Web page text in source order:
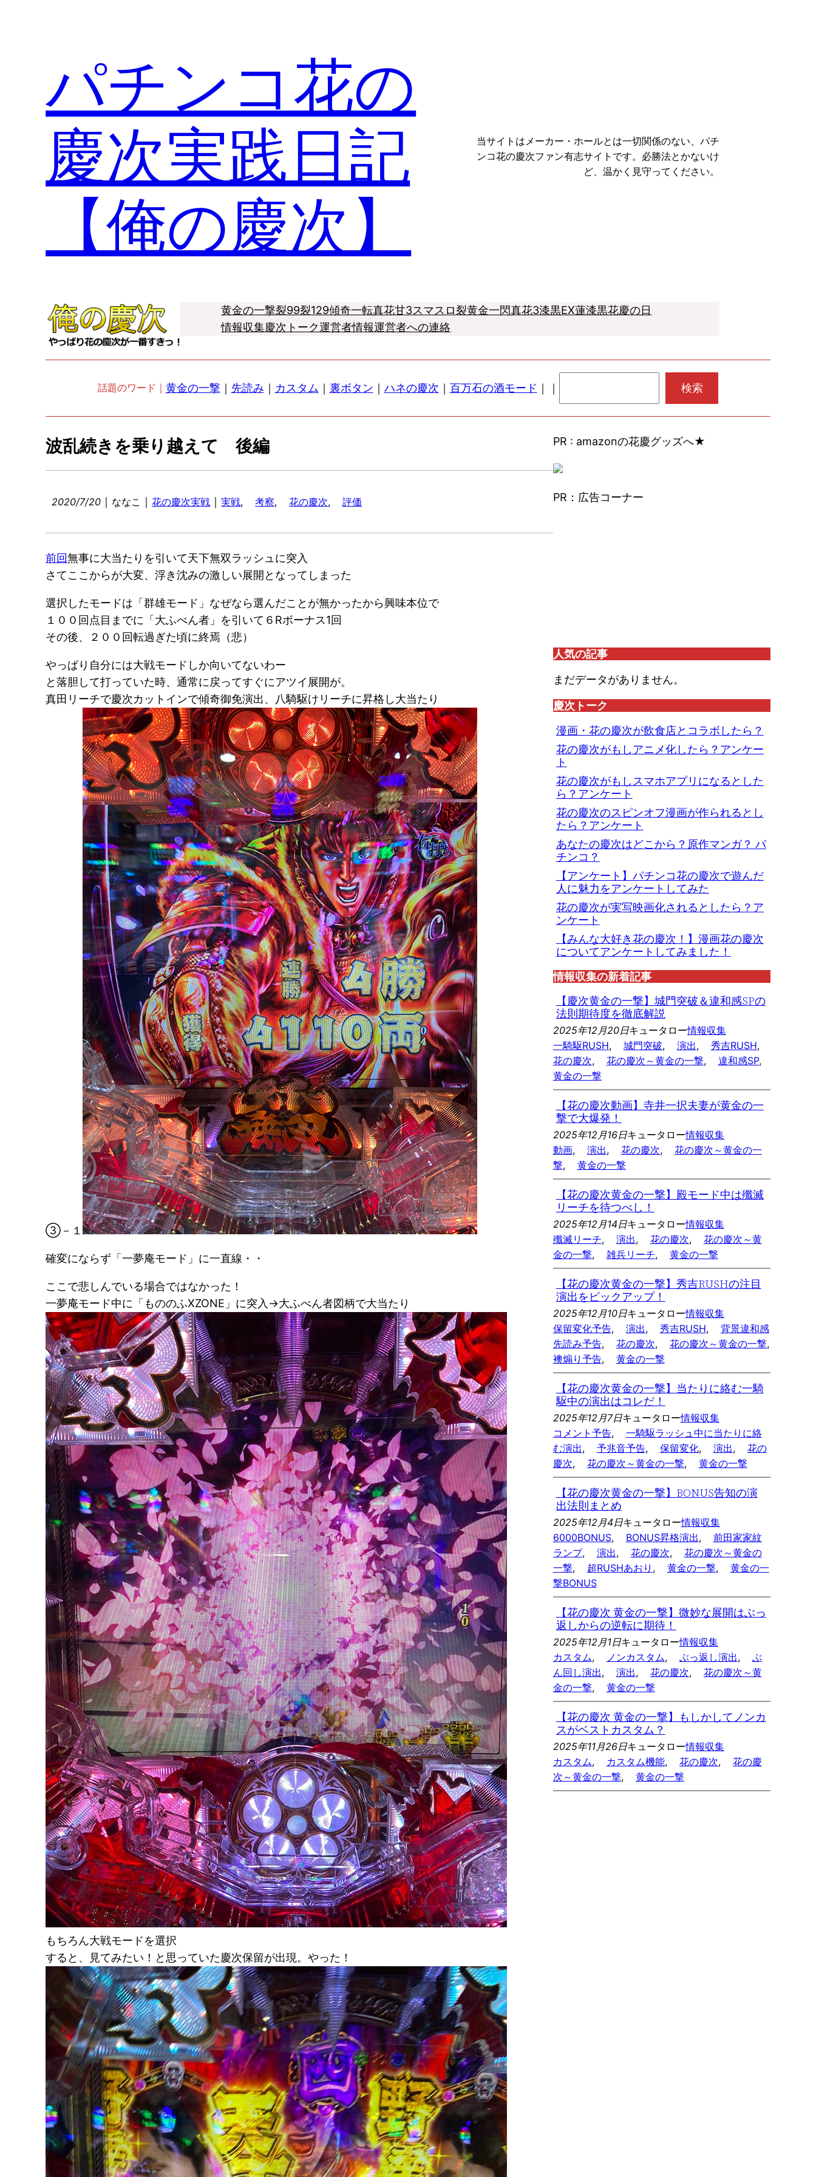
パチンコ花の
慶次実践日記
【俺の慶次】
当サイトはメーカー・ホールとは一切関係のない、パチ
ンコ花の慶次ファン有志サイトです。必勝法とかないけ
ど、温かく見守ってください。
黄金の一撃裂99裂129傾奇一転真花甘3スマスロ裂黄金一閃真花3漆黒EX蓮漆黒花慶の日
情報収集慶次トーク運営者情報運営者への連絡
話題のワード｜ 黄金の一撃｜ 先読み ｜ カスタム ｜ 裏ボタン ｜ ハネの慶次 ｜ 百万石の酒モード ｜ ｜ 検索
波乱続きを乗り越えて 後編
2020/7/20 ｜ ななこ ｜花の慶次実戦 ｜実戦, 考察, 花の慶次, 評価
前回無事に大当たりを引いて天下無双ラッシュに突入
さてここからが大変、浮き沈みの激しい展開となってしまった
選択したモードは「群雄モード」なぜなら選んだことが無かったから興味本位で
１００回点目までに「大ふべん者」を引いて６Rボーナス1回
その後、２００回転過ぎた頃に終焉（悲）
やっぱり自分には大戦モードしか向いてないわー
と落胆して打っていた時、通常に戻ってすぐにアツイ展開が。
真田リーチで慶次カットインで傾奇御免演出、八騎駆けリーチに昇格し大当たり
③－１
確変にならず「一夢庵モード」に一直線・・
ここで悲しんでいる場合ではなかった！
一夢庵モード中に「もののふXZONE」に突入→大ふべん者図柄で大当たり
もちろん大戦モードを選択
すると、見てみたい！と思っていた慶次保留が出現。やった！
PR : amazonの花慶グッズへ★
PR：広告コーナー
人気の記事
まだデータがありません。
慶次トーク
漫画・花の慶次が飲食店とコラボしたら？
花の慶次がもしアニメ化したら？アンケー
ト
花の慶次がもしスマホアプリになるとした
ら？アンケート
花の慶次のスピンオフ漫画が作られるとし
たら？アンケート
あなたの慶次はどこから？原作マンガ？ パ
チンコ？
【アンケート】パチンコ花の慶次で遊んだ
人に魅力をアンケートしてみた
花の慶次が実写映画化されるとしたら？ア
ンケート
【みんな大好き花の慶次！】漫画花の慶次
についてアンケートしてみました！
情報収集の新着記事
【慶次黄金の一撃】城門突破＆違和感SPの
法則期待度を徹底解説
2025年12月20日キュータロー情報収集
一騎駆RUSH, 城門突破, 演出, 秀吉RUSH ,
花の慶次, 花の慶次～黄金の一撃, 違和感SP ,
黄金の一撃
【花の慶次動画】寺井一択夫妻が黄金の一
撃で大爆発！
2025年12月16日キュータロー情報収集
動画, 演出, 花の慶次,
花の慶次～黄金の一
撃, 黄金の一撃
【花の慶次黄金の一撃】殿モード中は殲滅
リーチを待つべし！
2025年12月14日キュータロー情報収集
殲滅リーチ, 演出, 花の慶次,
花の慶次～黄
金の一撃, 雑兵リーチ, 黄金の一撃
【花の慶次黄金の一撃】秀吉RUSHの注目
演出をピックアップ！
2025年12月10日キュータロー情報収集
保留変化予告, 演出, 秀吉RUSH,
背景違和感
先読み予告, 花の慶次, 花の慶次～黄金の一撃 ,
襖煽り予告, 黄金の一撃
【花の慶次黄金の一撃】当たりに絡む一騎
駆中の演出はコレだ！
2025年12月7日キュータロー情報収集
コメント予告,
一騎駆ラッシュ中に当たりに絡
む演出, 予兆音予告, 保留変化, 演出,
花の
慶次, 花の慶次～黄金の一撃, 黄金の一撃
【花の慶次黄金の一撃】BONUS告知の演
出法則まとめ
2025年12月4日キュータロー情報収集
6000BONUS, BONUS昇格演出,
前田家家紋
ランプ, 演出, 花の慶次,
花の慶次～黄金の
一撃, 超RUSHあおり , 黄金の一撃,
黄金の一
撃BONUS
【花の慶次 黄金の一撃】微妙な展開はぶっ
返しからの逆転に期待！
2025年12月1日キュータロー情報収集
カスタム, ノンカスタム, ぶっ返し演出,
ぶ
ん回し演出, 演出, 花の慶次,
花の慶次～黄
金の一撃, 黄金の一撃
【花の慶次 黄金の一撃】もしかしてノンカ
スがベストカスタム？
2025年11月26日キュータロー情報収集
カスタム, カスタム機能, 花の慶次,
花の慶
次～黄金の一撃, 黄金の一撃